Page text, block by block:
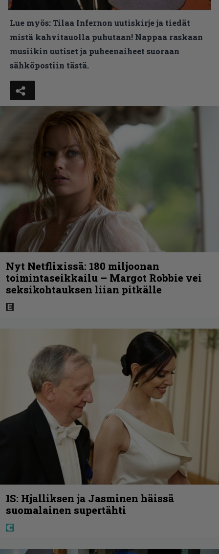
Lue myös:Tilaa Infernon uutiskirje ja tiedät
mistä kahvitauolla puhutaan! Nappaa raskaan
musiikin uutiset ja puheenaiheet suoraan
sähköpostiin tästä.
Nyt Netflixissä: 180 miljoonan
toimintaseikkailu – Margot Robbie vei
seksikohtauksen liian pitkälle
IS: Hjalliksen ja Jasminen häissä
suomalainen supertähti